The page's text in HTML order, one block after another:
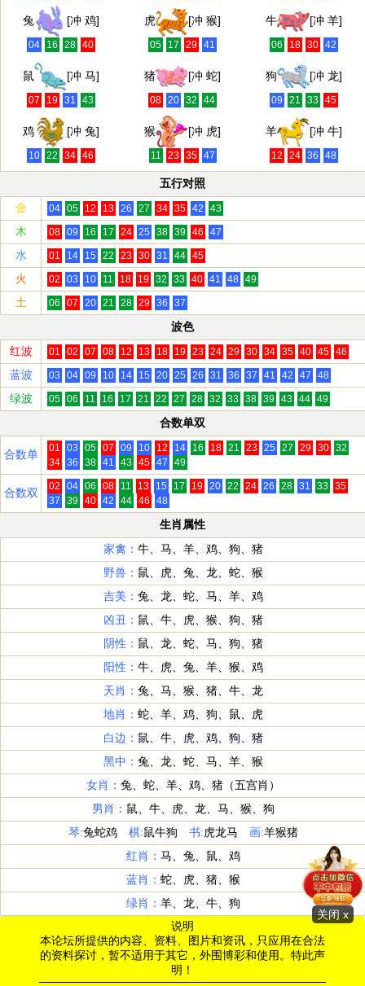
兔 [冲 鸡]
04 16 28 40
虎 [冲 猴]
05 17 29 41
牛 [冲 羊]
06 18 30 42
鼠 [冲 马]
07 19 31 43
猪 [冲 蛇]
08 20 32 44
狗 [冲 龙]
09 21 33 45
鸡 [冲 兔]
10 22 34 46
猴 [冲 虎]
11 23 35 47
羊 [冲 牛]
12 24 36 48
五行对照
金
04 05 12 13 26 27 34 35 42 43
木 08 09 16 17 24 25 38 39 46 47
水 01 14 15 22 23 30 31 44 45
火 02 03 10 11 18 19 32 33 40 41 48 49
土 06 07 20 21 28 29 36 37
波色
红波
01 02 07 08 12 13 18 19 23 24 29 30 34 35 40 45 46
蓝波 03 04 09 10 14 15 20 25 26 31 36 37 41 42 47 48
绿波 05 06 11 16 17 21 22 27 28 32 33 38 39 43 44 49
合数单双
合数单 01 03 05 07 09 10 12 14 16 18 21 23 25 27 29 30 32
34 36 38 41 43 45 47 49
合数双 02 04 06 08 11 13 15 17 19 20 22 24 26 28 31 33 35
37
39 40 42 44 46 48
生肖属性
家禽： 牛、马、羊、鸡、狗、猪
野兽： 鼠、虎、兔、龙、蛇、猴
吉美： 兔、龙、蛇、马、羊、鸡
凶丑： 鼠、牛、虎、猴、狗、猪
阴性： 鼠、龙、蛇、马、狗、猪
阳性： 牛、虎、兔、羊、猴、鸡
天肖： 兔、马、猴、猪、牛、龙
地肖： 蛇、羊、鸡、狗、鼠、虎
白边： 鼠、牛、虎、鸡、狗、猪
黑中： 兔、龙、蛇、马、羊、猴
女肖： 兔、蛇、羊、鸡、猪（五宫肖）
男肖： 鼠、牛、虎、龙、马、猴、狗
琴:兔蛇鸡 棋:鼠牛狗 书:虎龙马 画:羊猴猪
红肖： 马、兔、鼠、鸡
蓝肖： 蛇、虎、猪、猴
绿肖： 羊、龙、牛、狗
关闭 x
说明
本论坛所提供的内容、资料、图片和资讯，只应用在合法
的资料探讨，暂不适用于其它，外围博彩和使用。特此声
明！